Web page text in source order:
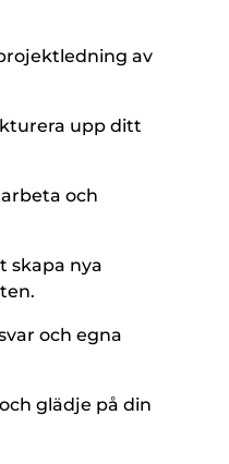
av
upp ditt
och
skapa nya
och egna
glädje på din